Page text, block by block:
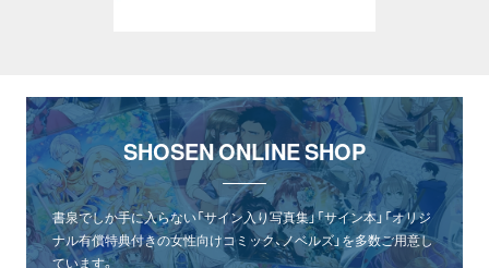
SHOSEN ONLINE SHOP
書泉でしか手に入らない「サイン入り写真集」「サイン本」「オリジ
ナル有償特典付きの女性向けコミック、ノベルズ」を多数ご用意し
ています。